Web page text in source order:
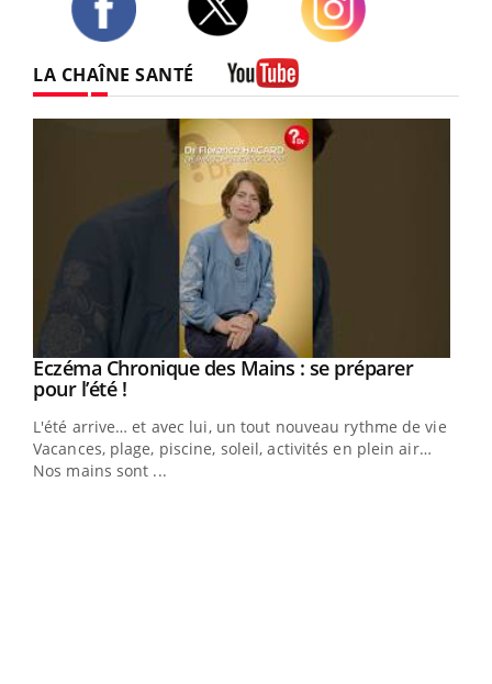
LA CHAÎNE SANTÉ
Youtube
Eczéma Chronique des Mains : se préparer
pour l’été !Youtube
L'été arrive… et avec lui, un tout nouveau rythme de vie !
Vacances, plage, piscine, soleil, activités en plein air…
Nos mains sont ...